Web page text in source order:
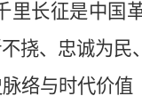
长征是中国
挠、忠诚为民
络与时代价值